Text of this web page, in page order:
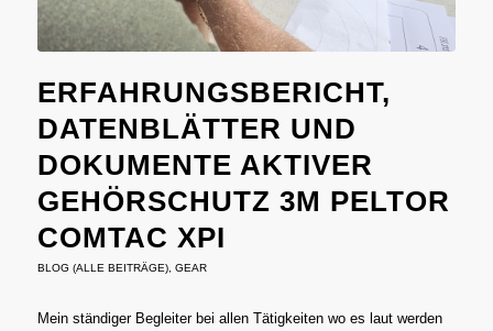
ERFAHRUNGSBERICHT,
DATENBLÄTTER UND
DOKUMENTE AKTIVER
GEHÖRSCHUTZ 3M PELTOR
COMTAC XPI
BLOG (ALLE BEITRÄGE), GEAR
Mein ständiger Begleiter bei allen Tätigkeiten wo es laut werden